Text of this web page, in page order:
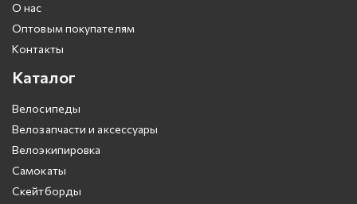
О нас
Оптовым покупателям
Контакты
Каталог
Велосипеды
Велозапчасти и аксессуары
Велоэкипировка
Самокаты
Скейтборды